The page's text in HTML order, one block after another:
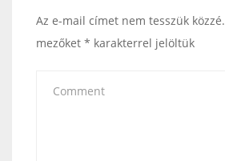
Az e-mail címet nem tesszük közzé.
mezőket * karakterrel jelöltük